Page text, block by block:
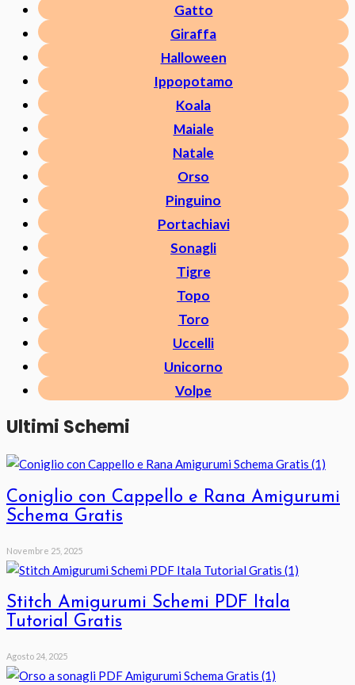
Gatto
Giraffa
Halloween
Ippopotamo
Koala
Maiale
Natale
Orso
Pinguino
Portachiavi
Sonagli
Tigre
Topo
Toro
Uccelli
Unicorno
Volpe
Ultimi Schemi
Coniglio con Cappello e Rana Amigurumi
Schema Gratis
Novembre 25, 2025
Stitch Amigurumi Schemi PDF Itala
Tutorial Gratis
Agosto 24, 2025